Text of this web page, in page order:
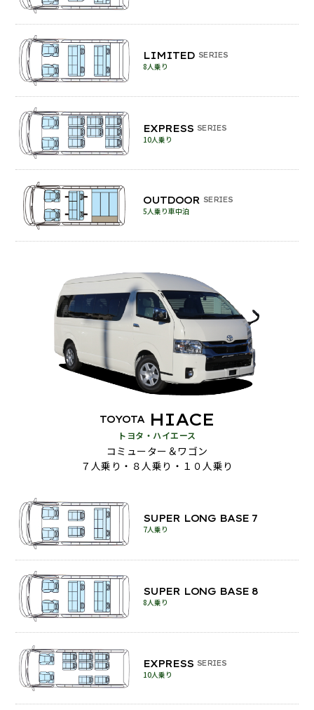
LIMITED SERIES
8人乗り
EXPRESS SERIES
10人乗り
OUTDOOR SERIES
5人乗り車中泊
トヨタ・ハイエース
TOYOTA HIACE
コミューター＆ワゴン
７人乗り・８人乗り・１０人乗り
SUPER LONG BASE 7
7人乗り
SUPER LONG BASE 8
8人乗り
EXPRESS SERIES
10人乗り